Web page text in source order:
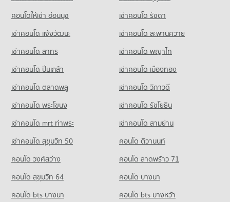
คอนโดให้เช่า รร.สตรีวรนาถบางเขน
มีคอนโดให้เช่า 13,884 ประกาศ
ขายคอนโด รร.สตรีวรนาถบางเขน
มีคอนโดขาย 5,704 ประกาศ
101 โครงการ
คอนโดให้เช่า รร.มัธยมประชานิเวศน์
ขายคอนโด รร.มัธยมประชานิเวศน์
มีคอนโดขาย 805 ประกาศ
คอนโด รร.ราชนันทาจารย์ สามเสนวิทยาลัย 2
178 โครงการ
คอนโดให้เช่า รร.ราชนันทาจารย์ สามเสนวิทยาลัย 2
มีคอนโดให้เช่า 9,932 ประกาศ
ขายคอนโด รร.ราชนันทาจารย์ สามเสนวิทยาลัย 2
369 โครงการ
คอนโดให้เช่า เทสโก้โลตัส ประชาชื่น
มีคอนโดให้เช่า 12,662 ประกาศ
ขายคอนโด เทสโก้โลตัส ประชาชื่น
มีคอนโดขาย 5,298 ประกาศ
คอนโด เทสโก้โลตัส รัตนาธิเบศร์
คอนโดให้เช่า เทสโก้โลตัส รัตนาธิเบศร์
มีคอนโดให้เช่า 4,512 ประกาศ
ขายคอนโด เทสโก้โลตัส รัตนาธิเบศร์
มีคอนโดขาย 2,464 ประกาศ
คอนโด เทสโก้โลตัส พงษ์เพชร
261 โครงการ
คอนโดให้เช่า เทสโก้โลตัส พงษ์เพชร
มีคอนโดขาย 214 ประกาศ
คอนโด ถนนประชาชื่น
238 โครงการ
คอนโดให้เช่า ถนนประชาชื่น
ขายคอนโด ถนนประชาชื่น
มีคอนโดขาย 1,777 ประกาศ
คอนโด กระทรวงสาธารณสุข
141 โครงการ
คอนโดให้เช่า กระทรวงสาธารณสุข
มีคอนโดให้เช่า 1,587 ประกาศ
ขายคอนโด กระทรวงสาธารณสุข
คอนโด การไฟฟ้าฝ่ายผลิตแห่งประเทศไทย
ขายคอนโด สถาบันบำราศนราดูร
มีคอนโดขาย 1,318 ประกาศ
คอนโดให้เช่า อ่อนนุช
เช่าคอนโด รัชดา
เช่าคอนโด แจ้งวัฒนะ
เช่าคอนโด สะพานควาย
เช่าคอนโด สาทร
เช่าคอนโด พญาไท
เช่าคอนโด ปิ่นเกล้า
เช่าคอนโด เมืองทอง
เช่าคอนโด ตลาดพลู
เช่าคอนโด วิภาวดี
เช่าคอนโด พระโขนง
เช่าคอนโด รัชโยธิน
เช่าคอนโด mrt ท่าพระ
เช่าคอนโด สามย่าน
เช่าคอนโด สุขุมวิท 50
คอนโด ติวานนท์
คอนโด วงศ์สว่าง
คอนโด ลาดพร้าว 71
คอนโด สุขุมวิท 64
คอนโด บางนา
คอนโด bts บางนา
คอนโด bts บางหว้า